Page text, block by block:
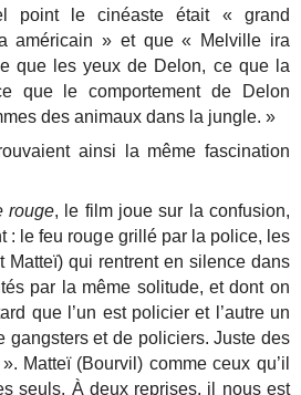
point le cinéaste était « grand
américain » et que « Melville ira
que les yeux de Delon, ce que la
que le comportement de Delon
des animaux dans la jungle. »
ainsi la même fascination
rouge, le film joue sur la confusion,
: le feu rouge grillé par la police, les
Matteï) qui rentrent en silence dans
par la même solitude, et dont on
que l’un est policier et l’autre un
gangsters et de policiers. Juste des
Matteï (Bourvil) comme ceux qu’il
seuls. À deux reprises, il nous est